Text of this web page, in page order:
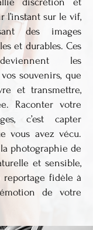
l’instant sur le vif,
des images
et durables. Ces
les
souvenirs, que
et transmettre,
Raconter votre
c’est capter
vous avez vécu.
photographie de
et sensible,
fidèle à
de votre